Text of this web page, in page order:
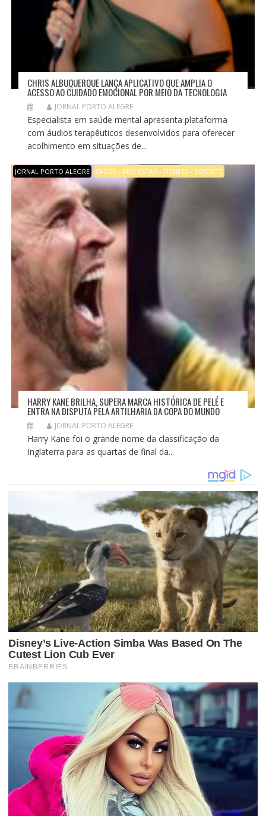
CHRIS ALBUQUERQUE LANÇA APLICATIVO QUE AMPLIA O
ACESSO AO CUIDADO EMOCIONAL POR MEIO DA TECNOLOGIA
JORNAL PORTO ALEGRE
Especialista em saúde mental apresenta plataforma
com áudios terapêuticos desenvolvidos para oferecer
acolhimento em situações de...
JORNAL PORTO ALEGRE SAÚDE - BEM ESTAR - FITNESS - ESPORTE
HARRY KANE BRILHA, SUPERA MARCA HISTÓRICA DE PELÉ E
ENTRA NA DISPUTA PELA ARTILHARIA DA COPA DO MUNDO
JORNAL PORTO ALEGRE
Harry Kane foi o grande nome da classificação da
Inglaterra para as quartas de final da...